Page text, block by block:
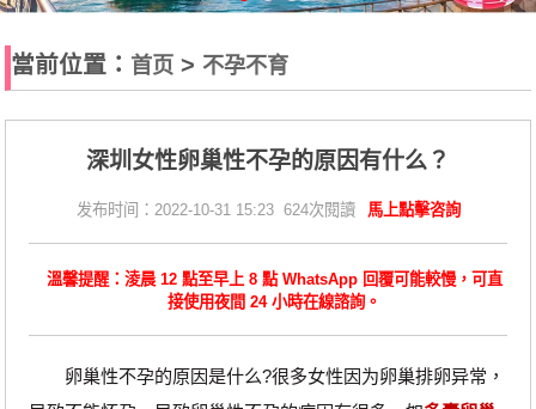
當前位置： 首页 > 不孕不育
深圳女性卵巢性不孕的原因有什么？
发布时间：2022-10-31 15:23 624次閱讀 馬上點擊咨詢
溫馨提醒：淩晨 12 點至早上 8 點 WhatsApp 回覆可能較慢，可直
接使用夜間 24 小時在線諮詢。
卵巢性不孕的原因是什么?很多女性因为卵巢排卵异常，